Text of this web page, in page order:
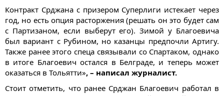
Контракт Срджана с призером Суперлиги истекает через
год, но есть опция расторжения (решать он это будет сам
с Партизаном, если выберут его). Зимой у Благоевича
был вариант с Рубином, но казанцы предпочли Артигу.
Также ранее этого спеца связывали со Спартаком, однако
в итоге Благоевич остался в Белграде, и теперь может
оказаться в Тольятти», – написал журналист.
Стоит отметить, что ранее Срджан Благоевич работал в